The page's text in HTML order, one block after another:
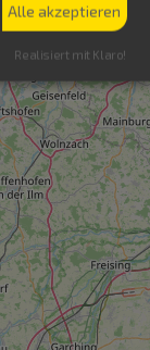
Alle akzeptieren
Realisiert mit Klaro!